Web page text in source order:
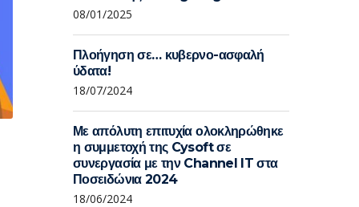
08/01/2025
Πλοήγηση σε… κυβερνο-ασφαλή
ύδατα!
18/07/2024
Με απόλυτη επιτυχία ολοκληρώθηκε
η συμμετοχή της Cysoft σε
συνεργασία με την Channel IT στα
Ποσειδώνια 2024
18/06/2024